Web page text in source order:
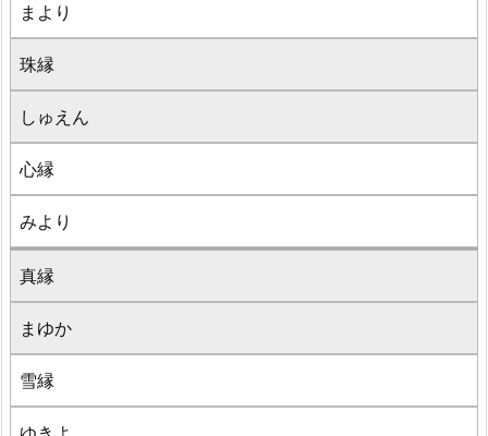
まより
珠縁
しゅえん
心縁
みより
真縁
まゆか
雪縁